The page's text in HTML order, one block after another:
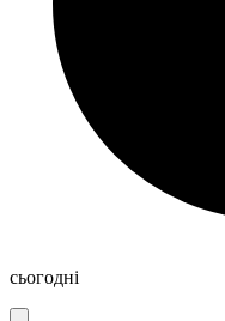
сьогодні